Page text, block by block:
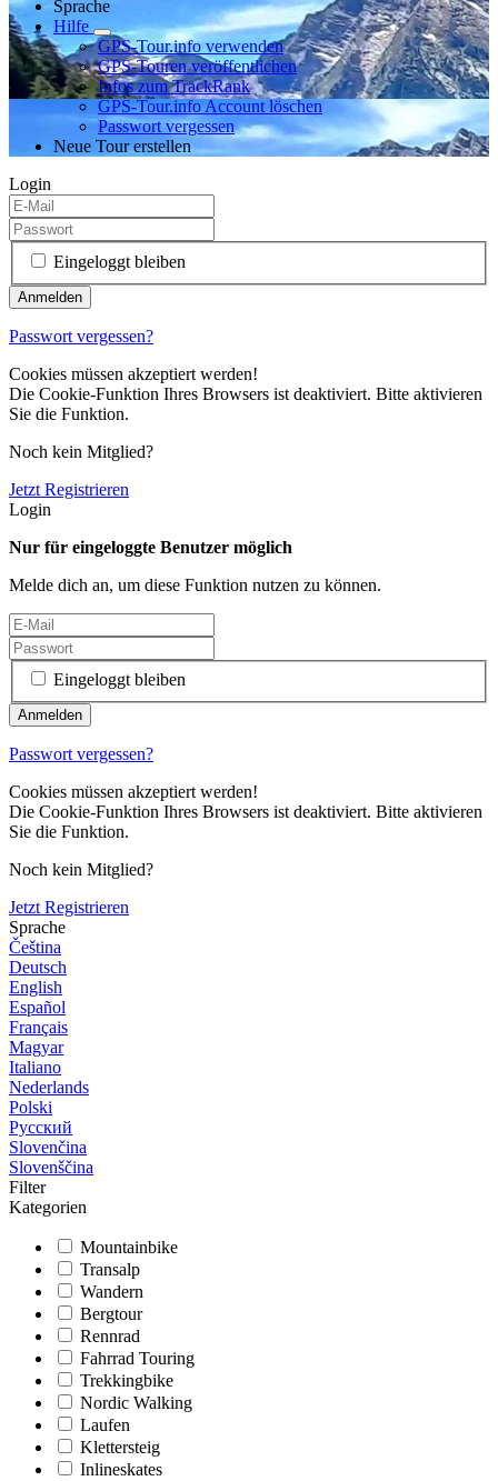
Sprache
Hilfe
GPS-Tour.info verwenden
GPS-Touren veröffentlichen
Infos zum TrackRank
GPS-Tour.info Account löschen
Passwort vergessen
Neue Tour erstellen
Login
Eingeloggt bleiben
Passwort vergessen?
Cookies müssen akzeptiert werden!
Die Cookie-Funktion Ihres Browsers ist deaktiviert. Bitte aktivieren
Sie die Funktion.
Noch kein Mitglied?
Jetzt Registrieren
Login
Nur für eingeloggte Benutzer möglich
Melde dich an, um diese Funktion nutzen zu können.
Eingeloggt bleiben
Passwort vergessen?
Cookies müssen akzeptiert werden!
Die Cookie-Funktion Ihres Browsers ist deaktiviert. Bitte aktivieren
Sie die Funktion.
Noch kein Mitglied?
Jetzt Registrieren
Sprache
Čeština
Deutsch
English
Español
Français
Magyar
Italiano
Nederlands
Polski
Русский
Slovenčina
Slovenščina
Filter
Kategorien
Mountainbike
Transalp
Wandern
Bergtour
Rennrad
Fahrrad Touring
Trekkingbike
Nordic Walking
Laufen
Klettersteig
Inlineskates